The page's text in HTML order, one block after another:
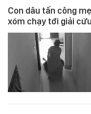
Con dâu tấn công
xóm chạy tới giải cứu